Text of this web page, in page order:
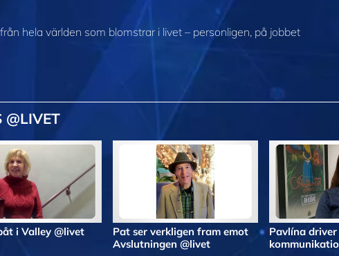
hela världen som blomstrar i livet – personligen, på jobbet
@LIVET
i Valley @livet
Pat ser verkligen fram emot
Avslutningen @livet
Pavlína